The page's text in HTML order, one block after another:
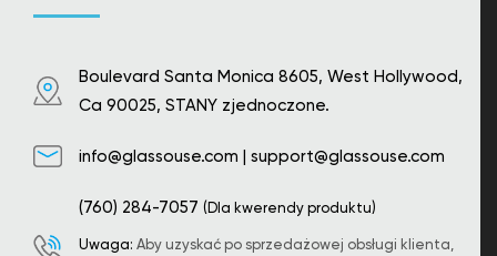
Boulevard Santa Monica 8605, West Hollywood,
Ca 90025, STANY zjednoczone.
info@glassouse.com | support@glassouse.com
(760) 284-7057 (Dla kwerendy produktu)
Uwaga: Aby uzyskać po sprzedażowej obsługi klienta,